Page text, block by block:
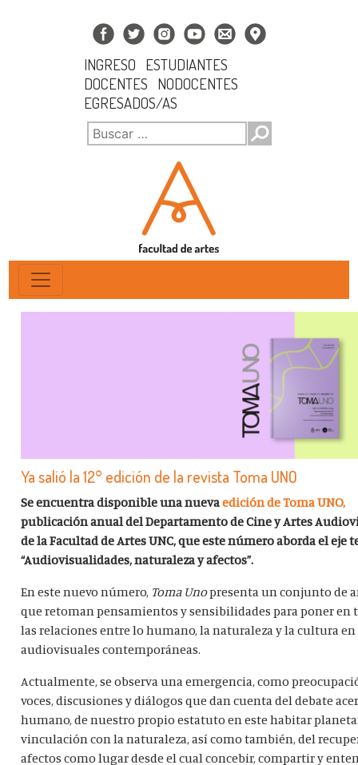
INGRESO
ESTUDIANTES
DOCENTES
NODOCENTES
EGRESADOS/AS
Ya salió la 12° edición de la revista Toma UNO
Se encuentra disponible una nuevaedición de Toma UNO,
publicación anual del Departamento de Cine y Artes
de la Facultad de Artes UNC, que este número aborda el eje
“Audiovisualidades, naturaleza y afectos”.
En este nuevo número, Toma Unopresenta un conjunto de
que retoman pensamientos y sensibilidades para poner en
las relaciones entre lo humano, la naturaleza y la cultura en
audiovisuales contemporáneas.
Actualmente, se observa una emergencia, como
voces, discusiones y diálogos que dan cuenta del debate
humano, de nuestro propio estatuto en este habitar
vinculación con la naturaleza, así como también, del
afectos como lugar desde el cual concebir, compartir y